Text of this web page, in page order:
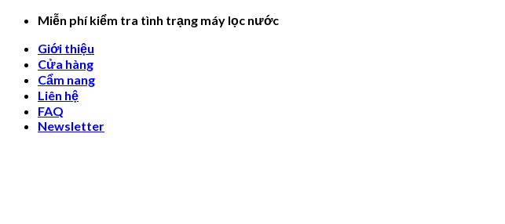
Skip
content
Miễn phí kiểm tra tình trạng máy lọc nước
Giới thiệu
Cửa hàng
Cẩm nang
Liên hệ
FAQ
Newsletter